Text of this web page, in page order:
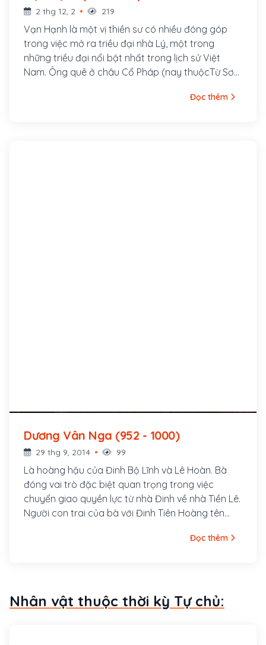
2 thg 12, 2 219
Vạn Hạnh là một vị thiền sư có nhiều đóng góp
trong việc mở ra triều đại nhà Lý, một trong
những triều đại nổi bật nhất trong lịch sử Việt
Nam. Ông quê ở châu Cổ Pháp (nay thuộcTừ Sơn,
Đọc thêm
Dương Vân Nga (952 - 1000)
29 thg 9, 2014 99
Là hoàng hậu của Đinh Bộ Lĩnh và Lê Hoàn. Bà
đóng vai trò đặc biệt quan trọng trong việc
chuyển giao quyền lực từ nhà Đinh về nhà Tiền Lê.
Người con trai của bà với Đinh Tiên Hoàng tên
con gái của bà với Lê Hoàn là Lê Thị Phất Ngân
Đọc thêm
Nhân vật thuộc thời kỳ Tự chủ: